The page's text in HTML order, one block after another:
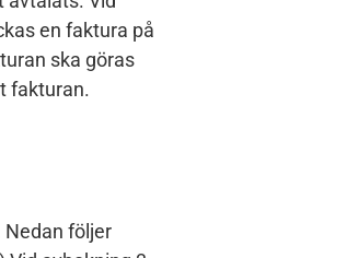
en faktura på
ska göras
fakturan.
följer